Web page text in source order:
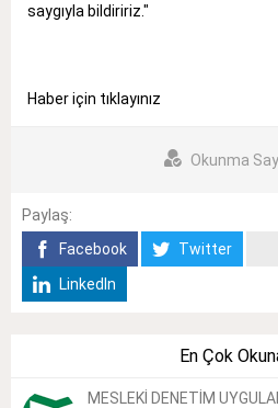
saygıyla bildiririz."
Haber için tıklayınız
Okunma
Paylaş:
Facebook
Twitter
LinkedIn
En Çok
MESLEKİ DENETİM